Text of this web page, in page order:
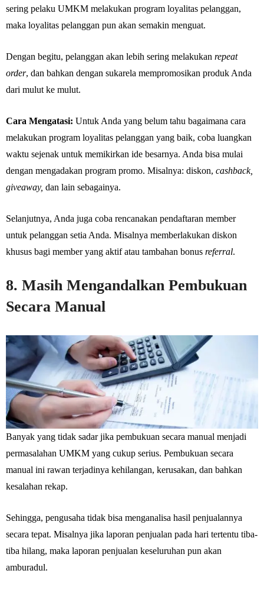
sering pelaku UMKM melakukan program loyalitas pelanggan,
maka loyalitas pelanggan pun akan semakin menguat.
Dengan begitu, pelanggan akan lebih sering melakukan repeat
order, dan bahkan dengan sukarela mempromosikan produk Anda
dari mulut ke mulut.
Cara Mengatasi: Untuk Anda yang belum tahu bagaimana cara
melakukan program loyalitas pelanggan yang baik, coba luangkan
waktu sejenak untuk memikirkan ide besarnya. Anda bisa mulai
dengan mengadakan program promo. Misalnya: diskon, cashback,
giveaway, dan lain sebagainya.
Selanjutnya, Anda juga coba rencanakan pendaftaran member
untuk pelanggan setia Anda. Misalnya memberlakukan diskon
khusus bagi member yang aktif atau tambahan bonus referral.
8. Masih Mengandalkan Pembukuan
Secara Manual
Banyak yang tidak sadar jika pembukuan secara manual menjadi
permasalahan UMKM yang cukup serius. Pembukuan secara
manual ini rawan terjadinya kehilangan, kerusakan, dan bahkan
kesalahan rekap.
Sehingga, pengusaha tidak bisa menganalisa hasil penjualannya
secara tepat. Misalnya jika laporan penjualan pada hari tertentu tiba-
tiba hilang, maka laporan penjualan keseluruhan pun akan
amburadul.